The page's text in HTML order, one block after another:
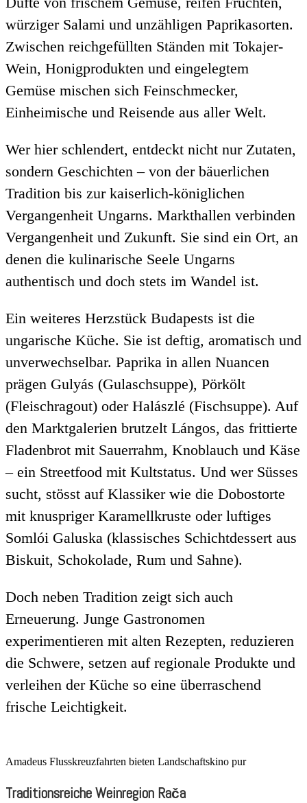
würziger Salami und unzähligen Paprikasorten.
Zwischen reichgefüllten Ständen mit Tokajer-
Wein, Honigprodukten und eingelegtem
Gemüse mischen sich Feinschmecker,
Einheimische und Reisende aus aller Welt.
Wer hier schlendert, entdeckt nicht nur Zutaten,
sondern Geschichten – von der bäuerlichen
Tradition bis zur kaiserlich-königlichen
Vergangenheit Ungarns. Markthallen verbinden
Vergangenheit und Zukunft. Sie sind ein Ort, an
denen die kulinarische Seele Ungarns
authentisch und doch stets im Wandel ist.
Ein weiteres Herzstück Budapests ist die
ungarische Küche. Sie ist deftig, aromatisch und
unverwechselbar. Paprika in allen Nuancen
prägen Gulyás (Gulaschsuppe), Pörkölt
(Fleischragout) oder Halászlé (Fischsuppe). Auf
den Marktgalerien brutzelt Lángos, das frittierte
Fladenbrot mit Sauerrahm, Knoblauch und Käse
– ein Streetfood mit Kultstatus. Und wer Süsses
sucht, stösst auf Klassiker wie die Dobostorte
mit knuspriger Karamellkruste oder luftiges
Somlói Galuska (klassisches Schichtdessert aus
Biskuit, Schokolade, Rum und Sahne).
Doch neben Tradition zeigt sich auch
Erneuerung. Junge Gastronomen
experimentieren mit alten Rezepten, reduzieren
die Schwere, setzen auf regionale Produkte und
verleihen der Küche so eine überraschend
frische Leichtigkeit.
Amadeus Flusskreuzfahrten bieten Landschaftskino pur
Traditionsreiche Weinregion Rača